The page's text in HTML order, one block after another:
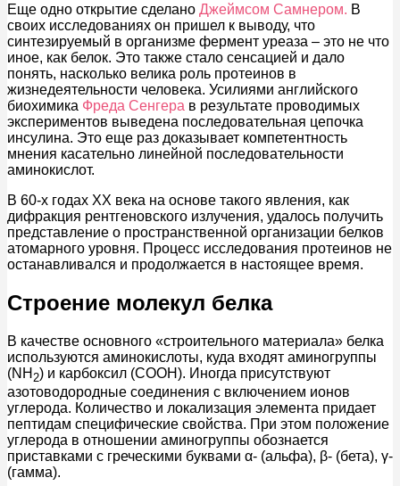
Еще одно открытие сделано Джеймсом Самнером. В
своих исследованиях он пришел к выводу, что
синтезируемый в организме фермент уреаза – это не что
иное, как белок. Это также стало сенсацией и дало
понять, насколько велика роль протеинов в
жизнедеятельности человека. Усилиями английского
биохимика Фреда Сенгера в результате проводимых
экспериментов выведена последовательная цепочка
инсулина. Это еще раз доказывает компетентность
мнения касательно линейной последовательности
аминокислот.
В 60-х годах XX века на основе такого явления, как
дифракция рентгеновского излучения, удалось получить
представление о пространственной организации белков
атомарного уровня. Процесс исследования протеинов не
останавливался и продолжается в настоящее время.
Строение молекул белка
В качестве основного «строительного материала» белка
используются аминокислоты, куда входят аминогруппы
(NH 2) и карбоксил (СООН). Иногда присутствуют
азотоводородные соединения с включением ионов
углерода. Количество и локализация элемента придает
пептидам специфические свойства. При этом положение
углерода в отношении аминогруппы обознается
приставками с греческими буквами α- (альфа), β- (бета), γ-
(гамма).